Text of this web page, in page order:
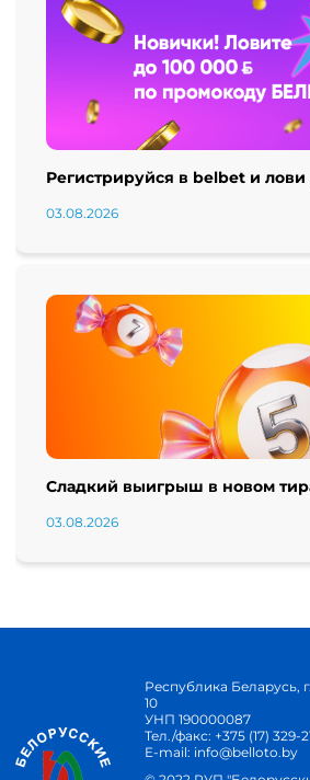
Регистрируйся в belbet и лови
03.08.2026
Сладкий выигрыш в новом
03.08.2026
Республика Беларусь,
10
УНП 190000087
Тел./факс: +375 (17) 329-
E-mail: info@belloto.by